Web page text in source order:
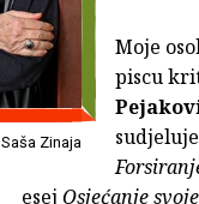
Zinaja
Moje
piscu
esej Osjećanje